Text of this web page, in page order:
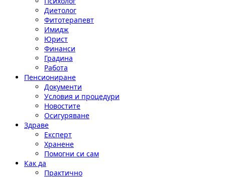
Диетолог
Фитотерапевт
Имидж
Юрист
Финанси
Градина
Работа
Пенсиониране
Документи
Условия и процедури
Новостите
Осигуряване
Здраве
Експерт
Хранене
Помогни си сам
Как да
Практично